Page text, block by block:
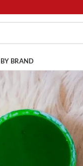
BRAND